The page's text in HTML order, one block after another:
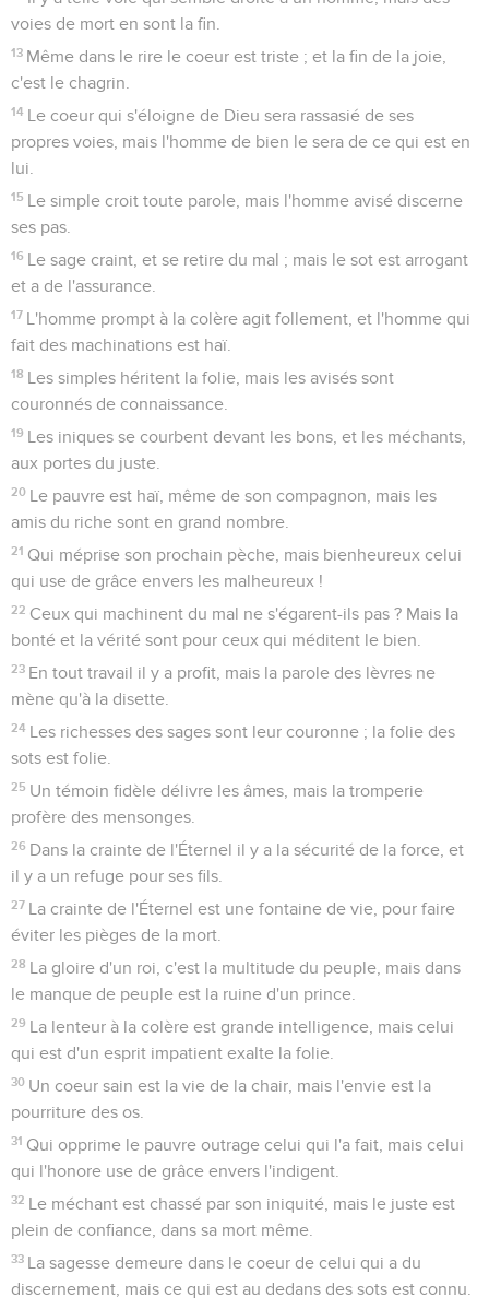
voies de mort en sont la fin.
13 Même dans le rire le coeur est triste ; et la fin de la joie,
c'est le chagrin.
14 Le coeur qui s'éloigne de Dieu sera rassasié de ses
propres voies, mais l'homme de bien le sera de ce qui est en
lui.
15 Le simple croit toute parole, mais l'homme avisé discerne
ses pas.
16 Le sage craint, et se retire du mal ; mais le sot est arrogant
et a de l'assurance.
17 L'homme prompt à la colère agit follement, et l'homme qui
fait des machinations est haï.
18 Les simples héritent la folie, mais les avisés sont
couronnés de connaissance.
19 Les iniques se courbent devant les bons, et les méchants,
aux portes du juste.
20 Le pauvre est haï, même de son compagnon, mais les
amis du riche sont en grand nombre.
21 Qui méprise son prochain pèche, mais bienheureux celui
qui use de grâce envers les malheureux !
22 Ceux qui machinent du mal ne s'égarent-ils pas ? Mais la
bonté et la vérité sont pour ceux qui méditent le bien.
23 En tout travail il y a profit, mais la parole des lèvres ne
mène qu'à la disette.
24 Les richesses des sages sont leur couronne ; la folie des
sots est folie.
25 Un témoin fidèle délivre les âmes, mais la tromperie
profère des mensonges.
26 Dans la crainte de l'Éternel il y a la sécurité de la force, et
il y a un refuge pour ses fils.
27 La crainte de l'Éternel est une fontaine de vie, pour faire
éviter les pièges de la mort.
28 La gloire d'un roi, c'est la multitude du peuple, mais dans
le manque de peuple est la ruine d'un prince.
29 La lenteur à la colère est grande intelligence, mais celui
qui est d'un esprit impatient exalte la folie.
30 Un coeur sain est la vie de la chair, mais l'envie est la
pourriture des os.
31 Qui opprime le pauvre outrage celui qui l'a fait, mais celui
qui l'honore use de grâce envers l'indigent.
32 Le méchant est chassé par son iniquité, mais le juste est
plein de confiance, dans sa mort même.
33 La sagesse demeure dans le coeur de celui qui a du
discernement, mais ce qui est au dedans des sots est connu.